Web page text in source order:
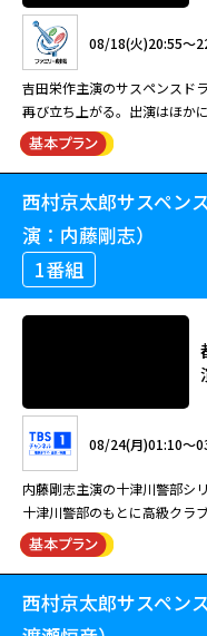
って事件の渦中に飛び込み、
ら、数々の難事件を解決して
ぬ女性に話しかけられる。彼
社員・矢口冴子（須藤理彩）
かけた。「大手警備会社が人
だ。なぜ自分に白羽の矢が立
外資系の投資会社に勤めるOL
ばかりだった。
を閉ざすだけだった。 7年前
て、夫であるその信夫を支え
目にも幸せに見えていた。
用されず、その屈辱がいつし
働く彼女の行動への猜疑心が
日本を代表する推理小説家・
化した作品。 激しく悲しい“
タッチで鋭く描く。物書きと
小説家・高木信夫を演じるの
として働く妻・久美子を原田
巳琢郎、高畑淳子、秋本奈緒
派俳優が顔を揃える。 【ストーリー】 売れない小説家・高木信夫（風間杜
夫）が死体で発見された。そ
志）のネームが入ったレイン
という線が出てきた。 鏡刑事
あるのか信夫の妻・久美子（
を閉ざすだけだった。 7年前
目にも幸せに見えていた。
用されず、その屈辱がいつし
働く彼女の行動への猜疑心が
08/18(火)20:55～
吉田栄作主演のサスペンスド
再び立ち上がる。出演はほかに鶴
員・橘竜太郎（吉田栄作）は
ひき逃げ事件が起こる。警察
が、控訴審で有罪率99%の検
が確定。彼が出所後も真犯人
に戻って事件を洗い直そうと
08/18(火)20:55～
吉田栄作主演のサスペンス
再び立ち上がる。出演はほかに鶴
員・橘竜太郎（吉田栄作）は
ひき逃げ事件が起こる。警察
担当した夫婦毒殺事件の被疑
が、控訴審で有罪率99%の検
が確定。彼が出所後も真犯人
西村京太郎サスペン
演：内藤剛志）
1番組
08/24(月)01:10～
内藤剛志主演の十津川警部シ
十津川警部のもとに高級クラ
都でともに3日間を過ごしたと
く…。さら に、秘密パーティ
津川警部の対決の幕が開く！2018年作品。 【スト
の十津川警部（内藤剛志）の
西村京太郎サスペン